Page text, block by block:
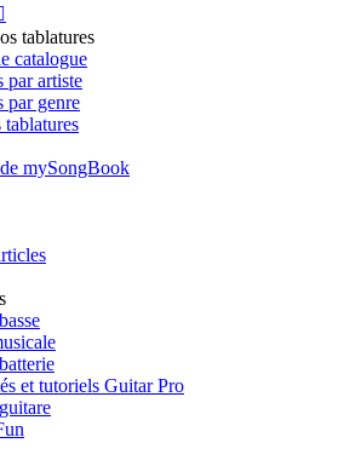
tablatures
catalogue
par artiste
par genre
tablatures
mySongBook
et tutoriels Guitar Pro